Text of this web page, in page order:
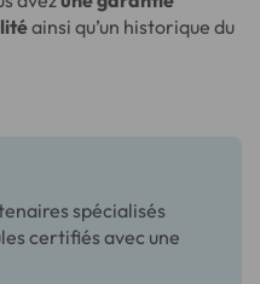
ainsi qu’un historique du
spécialisés
certifiés avec une